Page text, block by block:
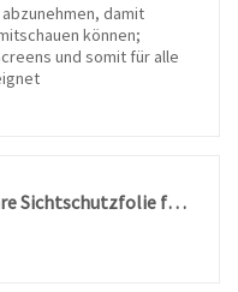
damit
können;
und somit für alle
EliWhale Abnehmbare Sichtschutzfolie für 27 Zoll 16:9 Monitor, Hängender Datenschutzfilter mit Doppel-Federclips, HD Display Privacy Screen mit Anti-Blaulicht, Breite x Höhe ist 614 x 369 mm